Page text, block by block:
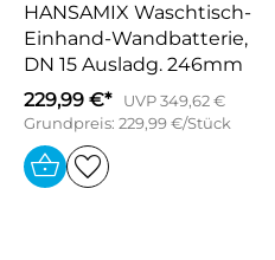
HANSAMIX Waschtisch-
Einhand-Wandbatterie,
DN 15 Ausladg. 246mm
229,99 €*
UVP 349,62 €
Grundpreis: 229,99 €/Stück